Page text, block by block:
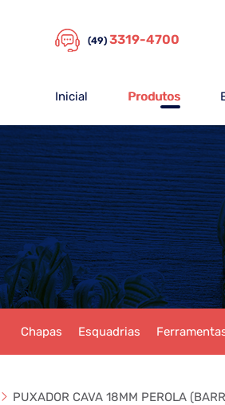
(49) 3319-4700
Inicial Produtos
Chapas Esquadrias
PUXADOR CAVA 18MM PEROLA